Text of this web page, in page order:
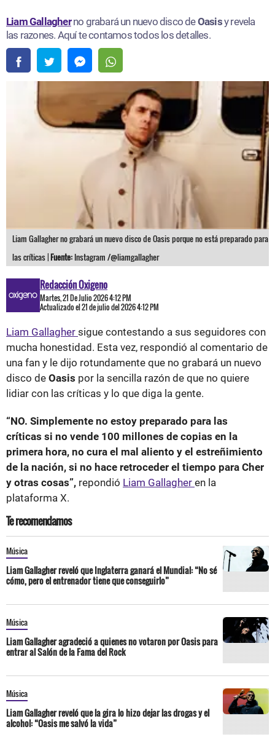
Liam Gallagherno grabará un nuevo disco deOasisy revela
las razones. Aquí te contamos todos los detalles.
Liam Gallagher no grabará un nuevo disco de Oasis porque no está preparado para
las críticas |Fuente: Instagram /@liamgallagher
Redacción Oxigeno
Martes, 21 De Julio 2026 4:12 PM
Actualizado el 21 de julio del 2026 4:12 PM
Liam Gallagher sigue contestando a sus seguidores con
mucha honestidad. Esta vez, respondió al comentario de
una fan y le dijo rotundamente que no grabará un nuevo
disco de Oasis por la sencilla razón de que no quiere
lidiar con las críticas y lo que diga la gente.
“NO. Simplemente no estoy preparado para las
críticas si no vende 100 millones de copias en la
primera hora, no cura el mal aliento y el estreñimiento
de la nación, si no hace retroceder el tiempo para Cher
y otras cosas”, repondió Liam Gallagher en la
plataforma X.
Te recomendamos
Música
Liam Gallagher reveló que Inglaterra ganará el Mundial: “No sé
cómo, pero el entrenador tiene que conseguirlo”
Música
Liam Gallagher agradeció a quienes no votaron por Oasis para
entrar al Salón de la Fama del Rock
Música
Liam Gallagher reveló que la gira lo hizo dejar las drogas y el
alcohol: “Oasis me salvó la vida”